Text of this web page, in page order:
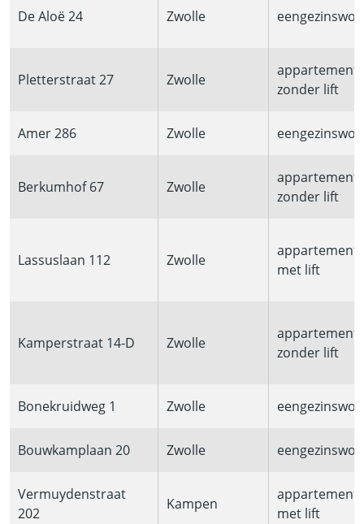
De Aloë 24 Zwolle
Pletterstraat 27 Zwolle
appartement
zonder lift
Amer 286 Zwolle
Berkumhof 67 Zwolle
appartement
zonder lift
Lassuslaan 112 Zwolle
appartement
met lift
Kamperstraat 14-D Zwolle
appartement
zonder lift
Bonekruidweg 1 Zwolle
Bouwkamplaan 20 Zwolle
Vermuydenstraat
202
Kampen
appartement
met lift